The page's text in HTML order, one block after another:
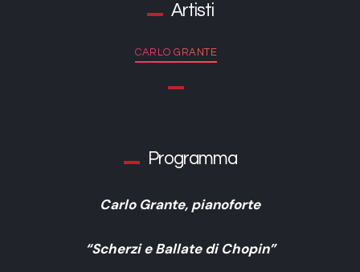
Artisti
CARLO GRANTE
Programma
Carlo Grante, pianoforte
“Scherzi e Ballate di Chopin”